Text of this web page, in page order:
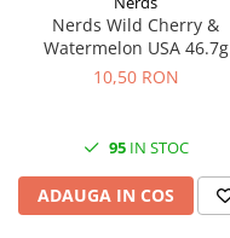
Nerds Wild Cherry &
Watermelon USA 46.7g
10,50 RON
95IN STOC
ADAUGA IN COS